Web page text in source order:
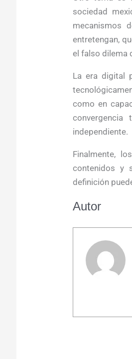
sociedad
mecanismos
entretengan,
el falso dilema
La era digital
como en
independiente.
Finalmente,
contenidos y
definición
Autor